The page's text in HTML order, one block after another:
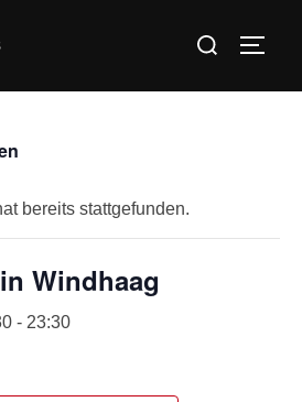
Suchen
bereits stattgefunden.
Windhaag
- 23:30